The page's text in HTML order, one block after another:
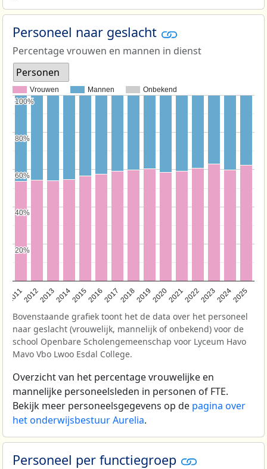
Personeel naar geslacht
Percentage vrouwen en mannen in dienst
Personen
Vrouwen Mannen Onbekend
201120122013201420152016201720182019202020212022202320242025
20%
20%
40%
40%
60%
60%
80%
80%
100%
100%
Bovenstaande grafiek toont het de data over het personeel
naar geslacht (vrouwelijk, mannelijk of onbekend) voor de
school Openbare Scholengemeenschap voor Lyceum Havo
Mavo Vbo Lwoo Esdal College.
Overzicht van het percentage vrouwelijke en
mannelijke personeelsleden in personen of FTE.
Bekijk meer personeelsgegevens op de pagina over
het onderwijsbestuur Aurelia.
Personeel per functiegroep